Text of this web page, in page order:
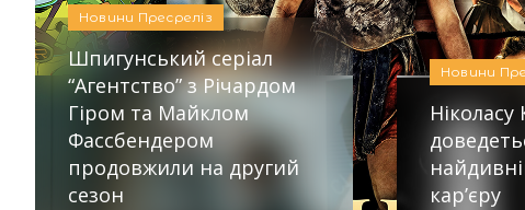
Автор:Єгор Бунін
Новини Пресреліз
Шпигунський серіал
“Агентство” з Річардом
Гіром та Майклом
Фассбендером
продовжили на другий
сезон
Новини
кар’єру